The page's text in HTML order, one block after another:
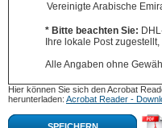
Vereinigte Arabische
* Bitte beachten Sie:
Ihre lokale Post
Alle Angaben ohne
Hier können Sie sich den Acrobat
herunterladen: Acrobat Reader -